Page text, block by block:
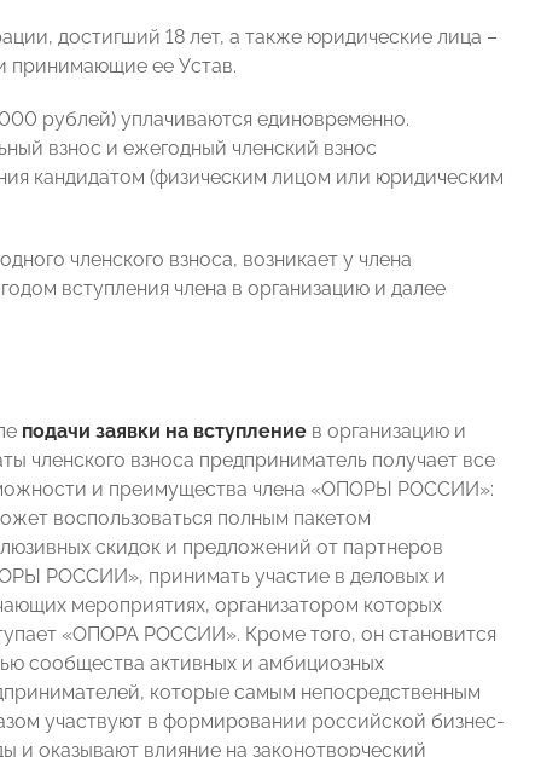
достигший 18 лет, а также юридические лица –
принимающие ее Устав.
рублей) уплачиваются единовременно.
взнос и ежегодный членский взнос
кандидатом (физическим лицом или юридическим
членского взноса, возникает у члена
вступления члена в организацию и далее
подачи заявки на вступление в организацию и
членского взноса предприниматель получает все
и преимущества члена «ОПОРЫ РОССИИ»:
воспользоваться полным пакетом
скидок и предложений от партнеров
РОССИИ», принимать участие в деловых и
мероприятиях, организатором которых
«ОПОРА РОССИИ». Кроме того, он становится
сообщества активных и амбициозных
которые самым непосредственным
участвуют в формировании российской бизнес-
и оказывают влияние на законотворческий